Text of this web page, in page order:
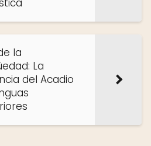
la
La
del Acadio